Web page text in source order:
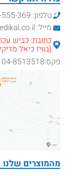
מהמוצרים שלנו
טלפון: 1700-555-369
מייל: info@medikal.co.il
כתובת: כביש עכו צפת,
(בוויז כיאל
פקס:04-8513518